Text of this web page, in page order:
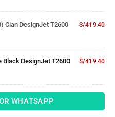
Cian DesignJet T2600
S/419.40
Black DesignJet T2600
S/419.40
WHATSAPP